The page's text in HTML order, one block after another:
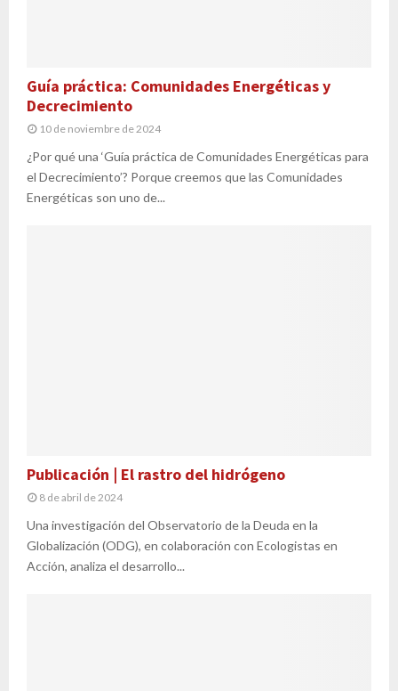
Guía práctica: Comunidades Energéticas y
Decrecimiento
10 de noviembre de 2024
¿Por qué una ‘Guía práctica de Comunidades Energéticas para
el Decrecimiento’? Porque creemos que las Comunidades
Energéticas son uno de...
Publicación | El rastro del hidrógeno
8 de abril de 2024
Una investigación del Observatorio de la Deuda en la
Globalización (ODG), en colaboración con Ecologistas en
Acción, analiza el desarrollo...